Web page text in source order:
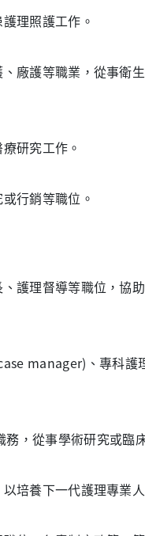
理照護工作。
廠護等職業，從事衛
研究工作。
行銷等職位。
護理督導等職位，協
manager)、專科護
，從事學術研究或臨
培養下一代護理專業人